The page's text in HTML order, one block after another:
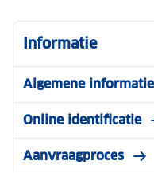
Informatie
Algemene
Online identificatie
Aanvraagproces